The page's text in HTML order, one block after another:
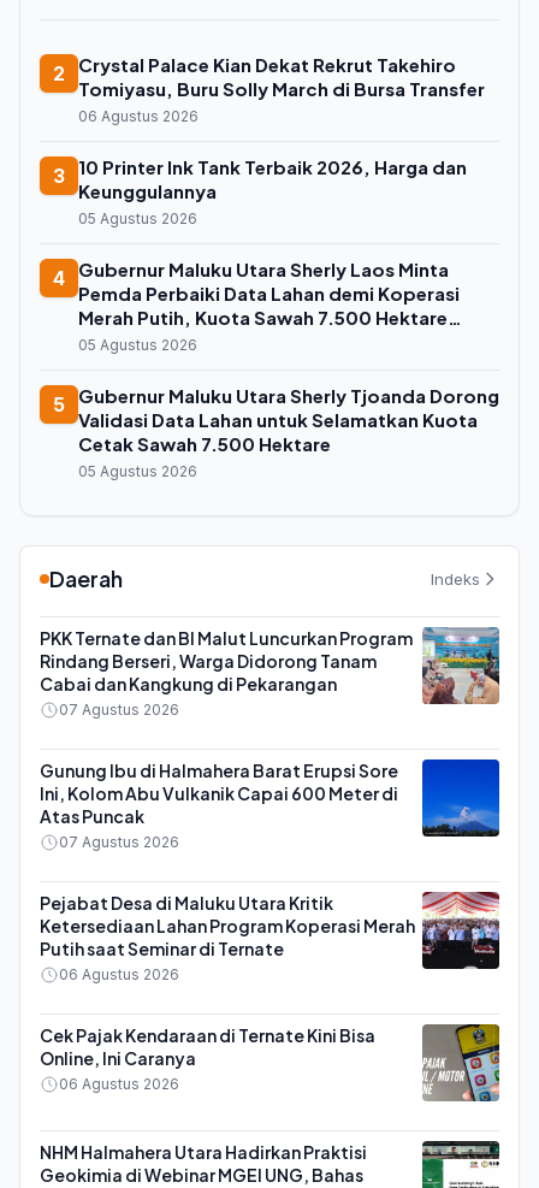
2
Crystal Palace Kian Dekat Rekrut Takehiro
Tomiyasu, Buru Solly March di Bursa Transfer
06 Agustus 2026
3
10 Printer Ink Tank Terbaik 2026, Harga dan
Keunggulannya
05 Agustus 2026
4
Gubernur Maluku Utara Sherly Laos Minta
Pemda Perbaiki Data Lahan demi Koperasi
Merah Putih, Kuota Sawah 7.500 Hektare
Melayang
05 Agustus 2026
5
Gubernur Maluku Utara Sherly Tjoanda Dorong
Validasi Data Lahan untuk Selamatkan Kuota
Cetak Sawah 7.500 Hektare
05 Agustus 2026
Daerah Indeks
PKK Ternate dan BI Malut Luncurkan Program
Rindang Berseri, Warga Didorong Tanam
Cabai dan Kangkung di Pekarangan
07 Agustus 2026
Gunung Ibu di Halmahera Barat Erupsi Sore
Ini, Kolom Abu Vulkanik Capai 600 Meter di
Atas Puncak
07 Agustus 2026
Pejabat Desa di Maluku Utara Kritik
Ketersediaan Lahan Program Koperasi Merah
Putih saat Seminar di Ternate
06 Agustus 2026
Cek Pajak Kendaraan di Ternate Kini Bisa
Online, Ini Caranya
06 Agustus 2026
NHM Halmahera Utara Hadirkan Praktisi
Geokimia di Webinar MGEI UNG, Bahas